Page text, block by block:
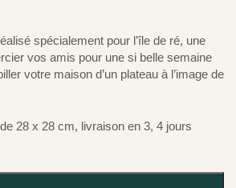
spécialement pour l’île de ré, une
vos amis pour une si belle semaine
votre maison d’un plateau à l’image de
28 x 28 cm, livraison en 3, 4 jours